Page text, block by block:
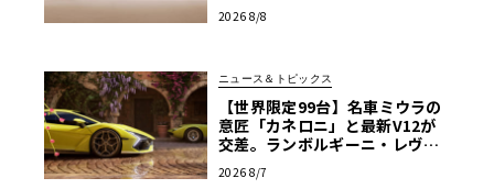
2026 8/8
ニュース＆トピックス
【世界限定99台】名車ミウラの
意匠「カネロニ」と最新V12が
交差。ランボルギーニ・レヴエ
2026 8/7